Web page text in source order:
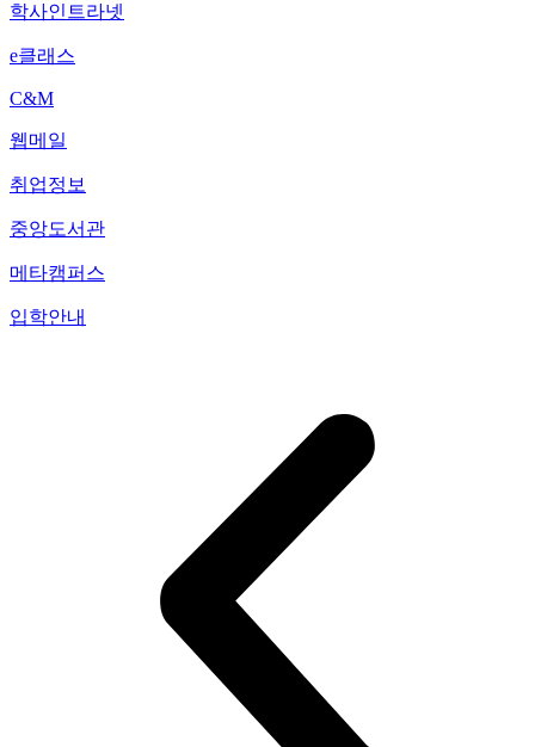
학사인트라넷
e클래스
C&M
웹메일
취업정보
중앙도서관
메타캠퍼스
입학안내